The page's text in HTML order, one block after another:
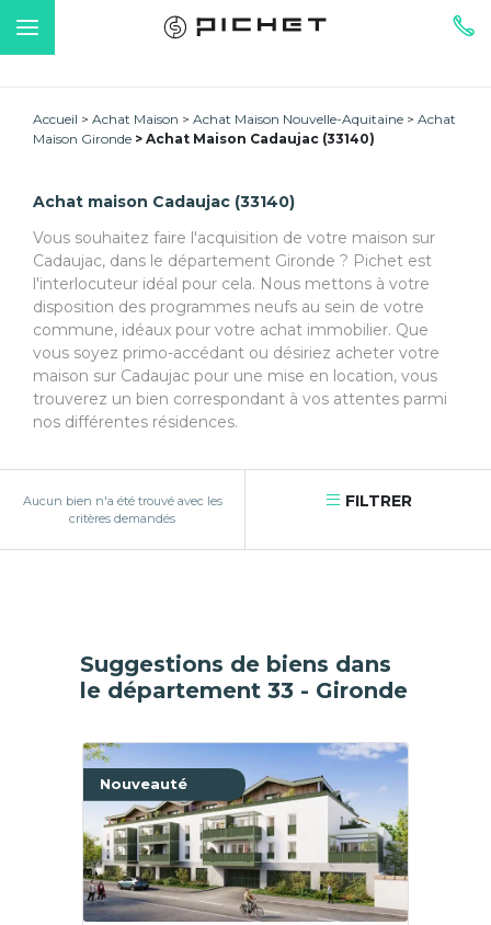
Accueil Achat Maison Achat Maison Nouvelle-Aquitaine
Achat
Maison Gironde
Achat Maison Cadaujac (33140)
Achat maison Cadaujac (33140)
Vous souhaitez faire l'acquisition de votre maison sur
Cadaujac, dans le département Gironde ? Pichet est
l'interlocuteur idéal pour cela. Nous mettons à votre
disposition des programmes neufs au sein de votre
commune, idéaux pour votre achat immobilier. Que
vous soyez primo-accédant ou désiriez acheter votre
maison sur Cadaujac pour une mise en location, vous
trouverez un bien correspondant à vos attentes parmi
nos différentes résidences.
Aucun bien n'a été trouvé avec les
critères demandés
FILTRER
Suggestions de biens dans
le département 33 - Gironde
Nouveauté